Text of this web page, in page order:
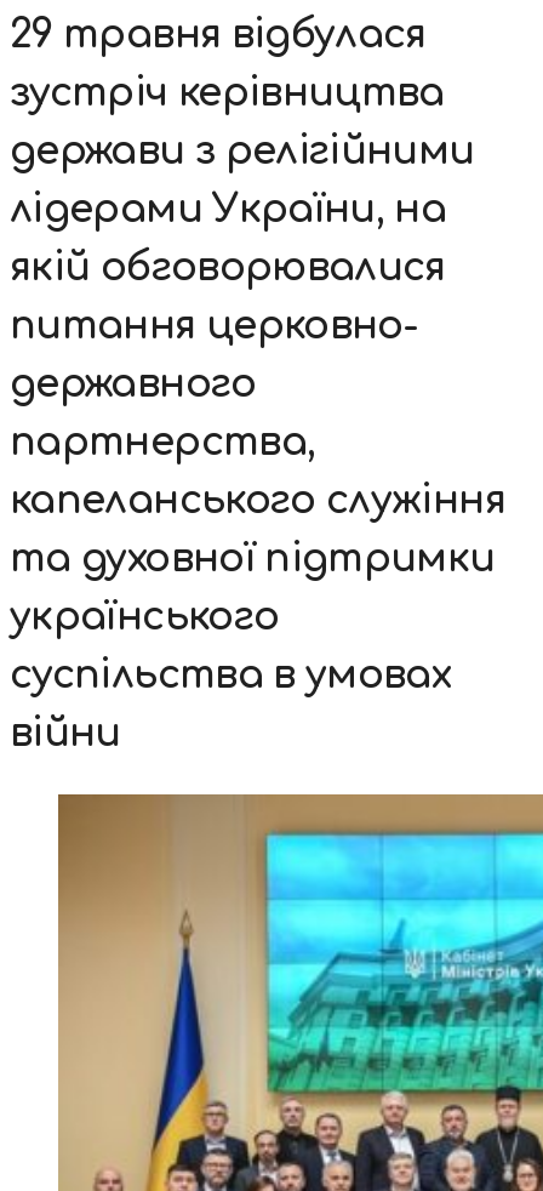
29 травня відбулася
зустріч керівництва
держави з релігійними
лідерами України, на
якій обговорювалися
питання церковно-
державного
партнерства,
капеланського служіння
та духовної підтримки
українського
суспільства в умовах
війни